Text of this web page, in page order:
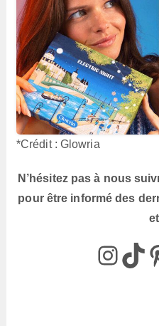
*Crédit : Glowria
N’hésitez pas à nous
pour être informé des
@box_az_off
@box_az